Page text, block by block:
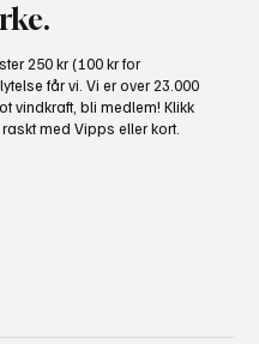
250 kr (100 kr for
får vi. Vi er over 23.000
vindkraft, bli medlem! Klikk
med Vipps eller kort.